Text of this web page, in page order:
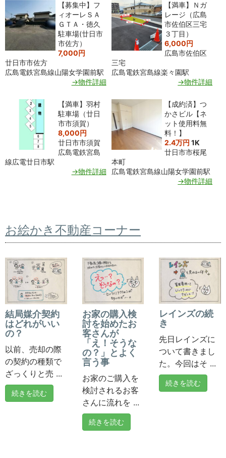
【募集中】フ
ィオーレＳＡ
ＧＴＡ・徳久
駐車場(廿日市
市佐方）
7,000円
廿日市市佐方
広島電鉄宮島線山陽女学園前駅
→物件詳細
【満車】Ｎガ
レージ（広島
市佐伯区三宅
３丁目）
6,000円
広島市佐伯区
三宅
広島電鉄宮島線楽々園駅
→物件詳細
【満車】羽村
駐車場（廿日
市市須賀）
8,000円
廿日市市須賀
広島電鉄宮島
線広電廿日市駅
→物件詳細
【成約済】つ
かさビル【ネ
ット使用料無
料！】
2.4万円 1K
廿日市市桜尾
本町
広島電鉄宮島線山陽女学園前駅
→物件詳細
お絵かき不動産コーナー
結局媒介契約
はどれがいい
の？
以前、売却の際
の契約の種類で
ざっくりと売 ...
続きを読む
お家の購入検
討を始めたお
客さんが
「え！そうな
の？」とよく
言う事
お家のご購入を
検討されるお客
さんに流れを ...
続きを読む
レインズの続
き
先日レインズに
ついて書きまし
た。今回はそ ...
続きを読む